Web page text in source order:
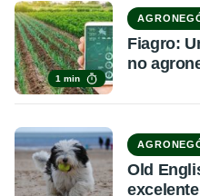
1 min
Fiagro:
no
Old